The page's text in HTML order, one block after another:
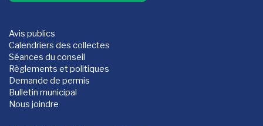
Avis publics
Calendriers des collectes
Séances du conseil
Règlements et politiques
Demande de permis
Bulletin municipal
Nous joindre